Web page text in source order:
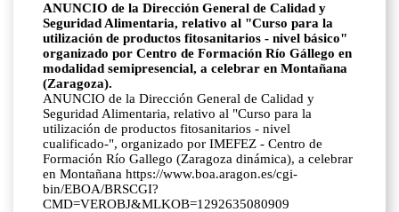
ANUNCIO de la Dirección General de Calidad y
Seguridad Alimentaria, relativo al "Curso para la
utilización de productos fitosanitarios - nivel básico"
organizado por Centro de Formación Río Gállego en
modalidad semipresencial, a celebrar en Montañana
(Zaragoza).
ANUNCIO de la Dirección General de Calidad y
Seguridad Alimentaria, relativo al "Curso para la
utilización de productos fitosanitarios - nivel
cualificado-", organizado por IMEFEZ - Centro de
Formación Río Gallego (Zaragoza dinámica), a celebrar
en Montañana https://www.boa.aragon.es/cgi-
bin/EBOA/BRSCGI?
CMD=VEROBJ&MLKOB=1292635080909